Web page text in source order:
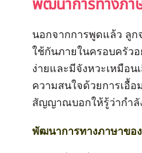
พัฒนาการทางภา
นอกจากการพูดแล้ว ลู
ใช้กันภายในครอบครัวอ
ง่ายและมีจังหวะเหมือน
ความสนใจด้วยการเอื้
สัญญาณบอกให้รู้ว่ากำลั
พัฒนาการทางภาษาขอ